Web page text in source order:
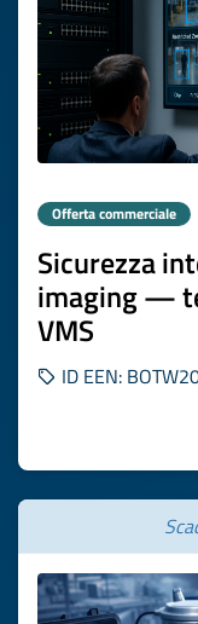
Offerta commerciale
Sicurezza
imaging —
VMS
ID EEN: